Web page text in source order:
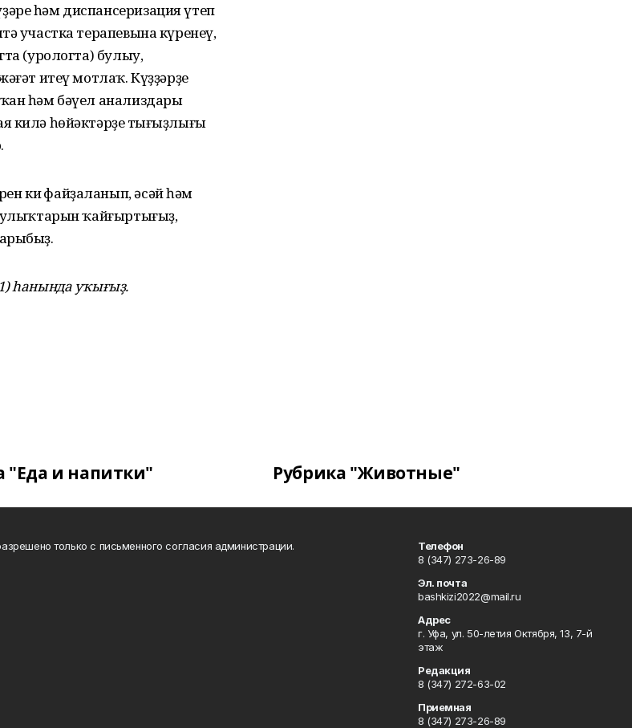
һәм диспансеризация үтеп
участка терапевына күренеү,
(урологта) булыу,
итеү мотлаҡ. Күҙҙәрҙең
һәм бәүел анализдары
килә һөйәктәрҙең тығыҙлығы
киң файҙаланып, әсәй һәм
ҡайғыртығыҙ,
һанында уҡығыҙ.
"Еда и напитки" Рубрика "Животные"
только с письменного согласия администрации.
Телефон
8 (347) 273-26-89
Эл. почта
bashkizi2022@mail.ru
Адрес
г. Уфа, ул. 50-летия Октября, 13, 7-й
этаж
Редакция
8 (347) 272-63-02
Приемная
8 (347) 273-26-89